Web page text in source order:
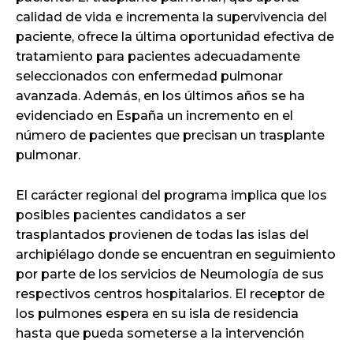
calidad de vida e incrementa la supervivencia del
paciente, ofrece la última oportunidad efectiva de
tratamiento para pacientes adecuadamente
seleccionados con enfermedad pulmonar
avanzada. Además, en los últimos años se ha
evidenciado en España un incremento en el
número de pacientes que precisan un trasplante
pulmonar.
El carácter regional del programa implica que los
posibles pacientes candidatos a ser
trasplantados provienen de todas las islas del
archipiélago donde se encuentran en seguimiento
por parte de los servicios de Neumología de sus
respectivos centros hospitalarios. El receptor de
los pulmones espera en su isla de residencia
hasta que pueda someterse a la intervención